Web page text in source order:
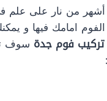
من نار على علم
امامك فيها و
فوم جدة سوف